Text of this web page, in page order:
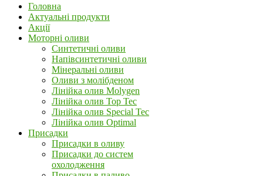
Головна
Актуальні продукти
Акції
Моторні оливи
Синтетичні оливи
Напівсинтетичні оливи
Мінеральні оливи
Оливи з молібденом
Лінійка олив Molygen
Лінійка олив Top Tec
Лінійка олив Special Tec
Лінійка олив Optimal
Присадки
Присадки в оливу
Присадки до систем
охолодження